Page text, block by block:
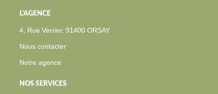
L'AGENCE
4, Rue Verrier, 91400 ORSAY
Nous contacter
Notre agence
NOS SERVICES